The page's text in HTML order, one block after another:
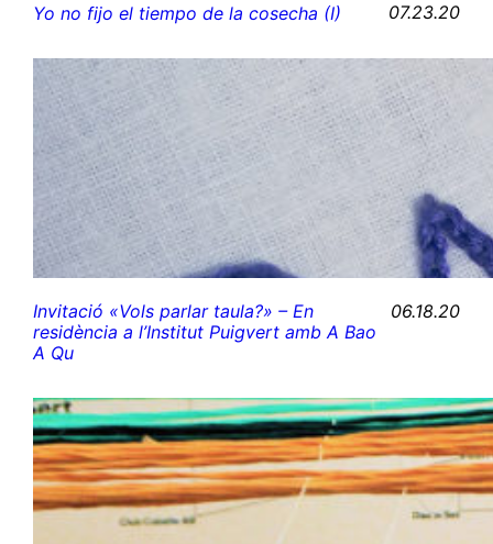
Yo no fijo el tiempo de la cosecha (I) 07.23.20
Invitació «Vols parlar taula?» – En
residència a l’Institut Puigvert amb A Bao
A Qu
06.18.20